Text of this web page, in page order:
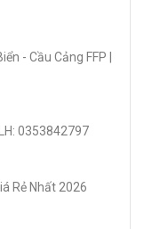
- Cầu Cảng FFP |
0353842797
Rẻ Nhất 2026